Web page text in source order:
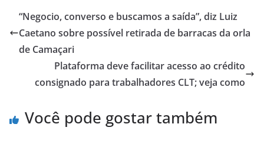
s
A
p
e
b
o
o
k
l e
“Negocio, converso e buscamos a saída”, diz Luiz
Caetano sobre possível retirada de barracas da orla
de Camaçari
Plataforma deve facilitar acesso ao crédito
consignado para trabalhadores CLT; veja como
Você pode gostar também